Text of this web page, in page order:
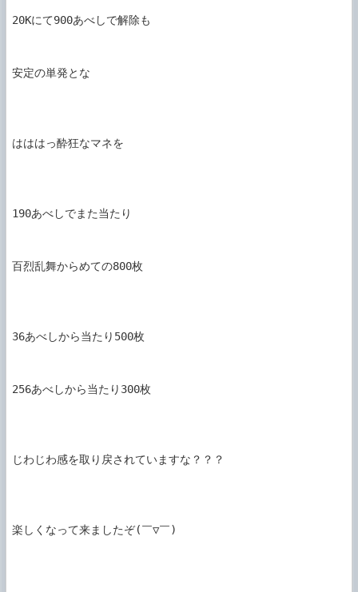
20Kにて900あべしで解除も
安定の単発とな
はははっ酔狂なマネを
190あべしでまた当たり
百烈乱舞からめての800枚
36あべしから当たり500枚
256あべしから当たり300枚
じわじわ感を取り戻されていますな？？？
楽しくなって来ましたぞ(￣▽￣)